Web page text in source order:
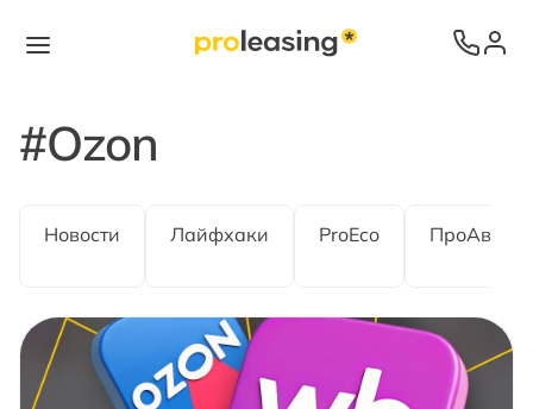
#Ozon
Новости Лайфхаки ProEco ПроАвто